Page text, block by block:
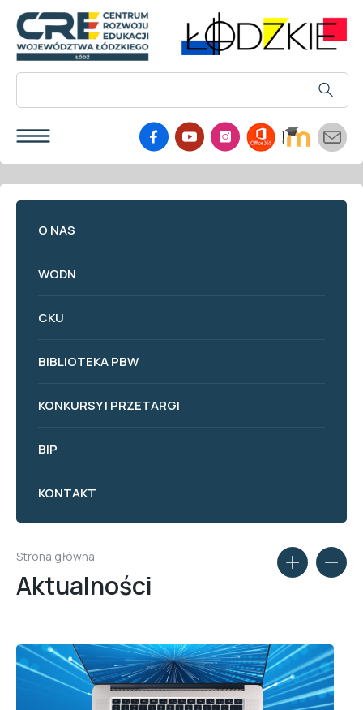
O NAS
WODN
CKU
BIBLIOTEKA PBW
KONKURSY I PRZETARGI
BIP
KONTAKT
Strona główna
Aktualności